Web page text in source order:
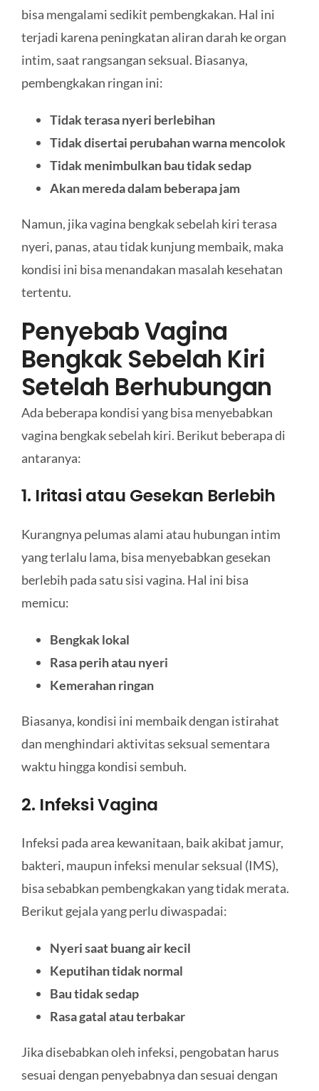
bisa mengalami sedikit pembengkakan. Hal ini
terjadi karena peningkatan aliran darah ke organ
intim, saat rangsangan seksual. Biasanya,
pembengkakan ringan ini:
Tidak terasa nyeri berlebihan
Tidak disertai perubahan warna mencolok
Tidak menimbulkan bau tidak sedap
Akan mereda dalam beberapa jam
Namun, jika vagina bengkak sebelah kiri terasa
nyeri, panas, atau tidak kunjung membaik, maka
kondisi ini bisa menandakan masalah kesehatan
tertentu.
Penyebab Vagina
Bengkak Sebelah Kiri
Setelah Berhubungan
Ada beberapa kondisi yang bisa menyebabkan
vagina bengkak sebelah kiri. Berikut beberapa di
antaranya:
1. Iritasi atau Gesekan Berlebih
Kurangnya pelumas alami atau hubungan intim
yang terlalu lama, bisa menyebabkan gesekan
berlebih pada satu sisi vagina. Hal ini bisa
memicu:
Bengkak lokal
Rasa perih atau nyeri
Kemerahan ringan
Biasanya, kondisi ini membaik dengan istirahat
dan menghindari aktivitas seksual sementara
waktu hingga kondisi sembuh.
2. Infeksi Vagina
Infeksi pada area kewanitaan, baik akibat jamur,
bakteri, maupun infeksi menular seksual (IMS),
bisa sebabkan pembengkakan yang tidak merata.
Berikut gejala yang perlu diwaspadai:
Nyeri saat buang air kecil
Keputihan tidak normal
Bau tidak sedap
Rasa gatal atau terbakar
Jika disebabkan oleh infeksi, pengobatan harus
sesuai dengan penyebabnya dan sesuai dengan